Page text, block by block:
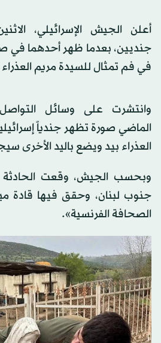
أعلن الجيش الإسرائيلي،
جنديين، بعدما ظهر أحدهما في
في فم تمثال للسيدة مريم
وانتشرت على وسائل التواصل
الماضي صورة تظهر جندياً
العذراء بيد ويضع باليد الأخرى
وبحسب الجيش، وقعت
جنوب لبنان، وحقق فيها قادة
الصحافة الفرنسية».